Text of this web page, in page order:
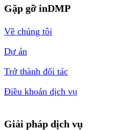
Gặp gỡ inDMP
Về chúng tôi
Dự án
Trở thành đối tác
Điều khoản dịch vụ
Giải pháp dịch vụ